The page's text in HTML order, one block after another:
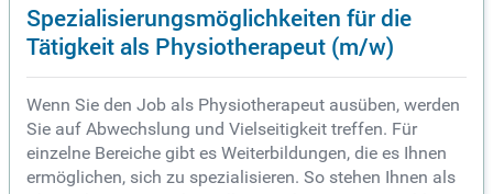
Spezialisierungsmöglichkeiten für die
Tätigkeit als Physiotherapeut (m/w)
Wenn Sie den Job als Physiotherapeut ausüben, werden
Sie auf Abwechslung und Vielseitigkeit treffen. Für
einzelne Bereiche gibt es Weiterbildungen, die es Ihnen
ermöglichen, sich zu spezialisieren. So stehen Ihnen als